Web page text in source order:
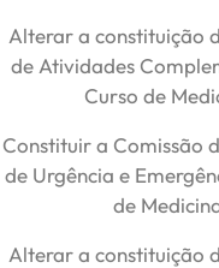
Alterar a constituição
de Atividades
Curso de
Constituir a Comissão
de Urgência e
de
Alterar a constituição